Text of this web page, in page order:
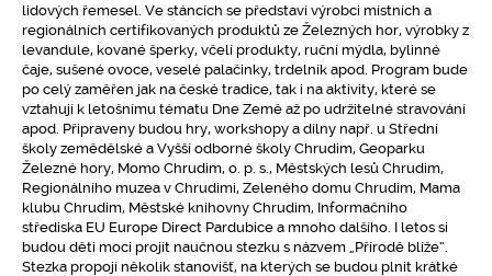
lidových řemesel. Ve stáncích se představí výrobci místních a
regionálních certifikovaných produktů ze Železných hor, výrobky z
levandule, kované šperky, včelí produkty, ruční mýdla, bylinné
čaje, sušené ovoce, veselé palačinky, trdelník apod. Program bude
po celý zaměřen jak na české tradice, tak i na aktivity, které se
vztahují k letošnímu tématu Dne Země až po udržitelné stravování
apod. Připraveny budou hry, workshopy a dílny např. u Střední
školy zemědělské a Vyšší odborné školy Chrudim, Geoparku
Železné hory, Momo Chrudim, o. p. s., Městských lesů Chrudim,
Regionálního muzea v Chrudimi, Zeleného domu Chrudim, Mama
klubu Chrudim, Městské knihovny Chrudim, Informačního
střediska EU Europe Direct Pardubice a mnoho dalšího. I letos si
budou děti moci projít naučnou stezku s názvem „Přírodě blíže“.
Stezka propojí několik stanovišť, na kterých se budou plnit krátké